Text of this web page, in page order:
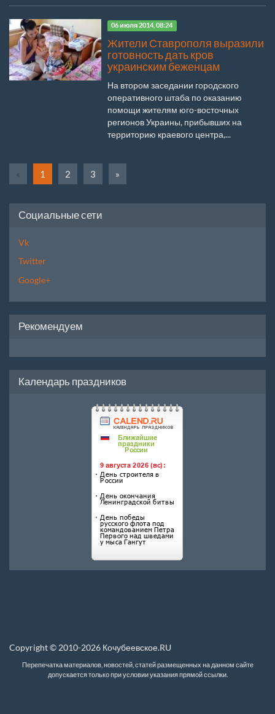
06 июля 2014, 08:24
Жители Ставрополя выразили
готовность дать кров
украинским беженцам
На втором заседании городского
оперативного штаба по оказанию
помощи жителям юго-восточных
регионов Украины, прибывших на
территорию краевого центра,...
« 1 2 3 »
Социальные сети
Vk
Twitter
Google+
Рекомендуем
Календарь праздников
Copyright © 2010-2026 Кочубеевское.RU
Перепечатка материалов, новостей, статей размещенных на данном сайте
допускается только при условии указания прямой ссылки.